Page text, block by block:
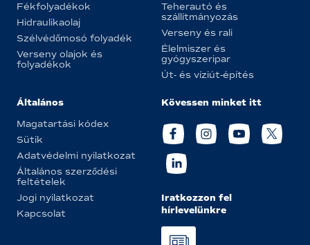
Fékfolyadékok
Hidraulikaolaj
Szélvédőmosó folyadék
Verseny olajok és
folyadékok
Teherautó és
szállítmányozás
Verseny és rali
Élelmiszer és
gyógyszeripar
Út- és víziút-építés
Általános
Magatartási kódex
Sütik
Adatvédelmi nyilatkozat
Általános szerződési
feltételek
Jogi nyilatkozat
Kapcsolat
Kövessen minket itt
Iratkozzon fel
hírlevelünkre